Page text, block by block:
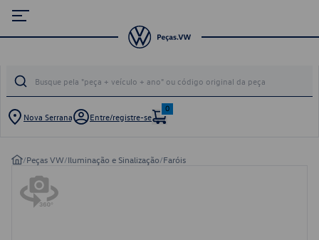
Nova Serrana Entre/registre-se
0
/Peças VW/Iluminação e Sinalização/Faróis